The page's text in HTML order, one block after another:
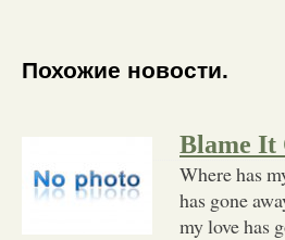
Похожие новости.
Blame It
Where has
has gone
my love has